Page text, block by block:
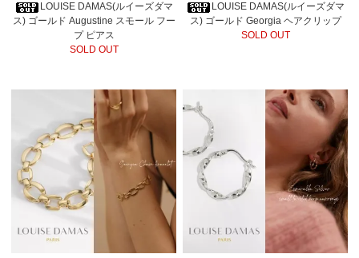
LOUISE DAMAS(ルイーズダマ
ス) ゴールド Augustine スモール フー
プ ピアス
SOLD OUT
LOUISE DAMAS(ルイーズダマ
ス) ゴールド Georgia ヘアクリップ
SOLD OUT